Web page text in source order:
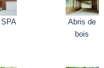
Abris de
bois